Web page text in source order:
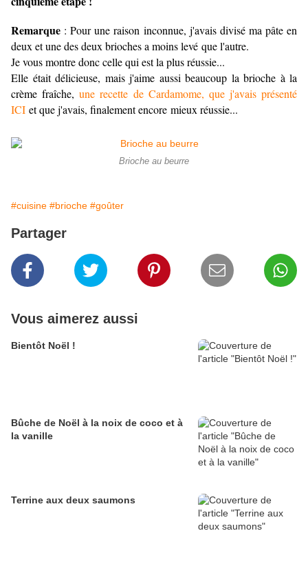
Remarque : Pour une raison inconnue, j'avais divisé ma pâte en
deux et une des deux brioches a moins levé que l'autre.
Je vous montre donc celle qui est la plus réussie...
Elle était délicieuse, mais j'aime aussi beaucoup la brioche à la
crème fraîche,une recette de Cardamome, que j'avais présenté
ICI et que j'avais, finalement encore mieux réussie...
Brioche au beurre
#cuisine #brioche #goûter
Partager
Vous aimerez aussi
Bientôt Noël !
Bûche de Noël à la noix de coco et à
la vanille
Terrine aux deux saumons